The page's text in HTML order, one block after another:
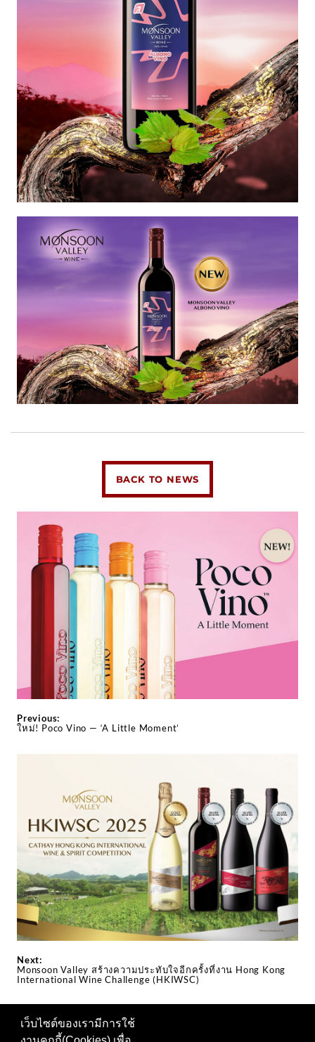
BACK TO NEWS
Previous:
ใหม่! Poco Vino — ‘A Little Moment’
Next:
Monsoon Valley สร้างความประทับใจอีกครั้งที่งาน Hong Kong
International Wine Challenge (HKIWSC)
เว็บไซต์ของเรามีการใช้